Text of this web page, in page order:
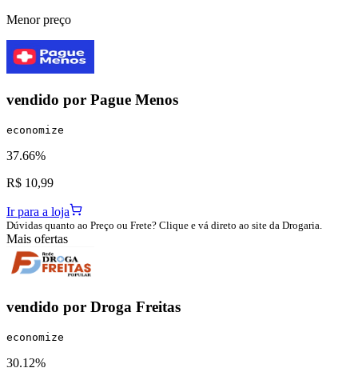
Menor preço
vendido por Pague Menos
economize
37.66%
R$ 10,99
Ir para a loja
Dúvidas quanto ao Preço ou Frete? Clique e vá direto ao site da Drogaria.
Mais ofertas
vendido por Droga Freitas
economize
30.12%